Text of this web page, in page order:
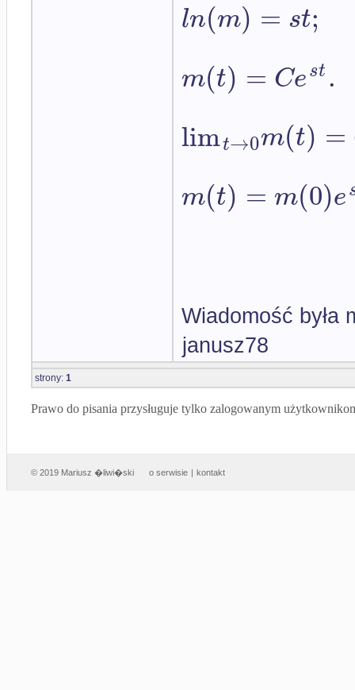
ln(m) = st;
m(t) = Cest.
limt→0m(t) =
m(t) = m(0)e
Wiadomość była
janusz78
strony: 1
Prawo do pisania przysługuje tylko zalogowanym
© 2019 Mariusz �liwi�ski o serwisie | kontakt